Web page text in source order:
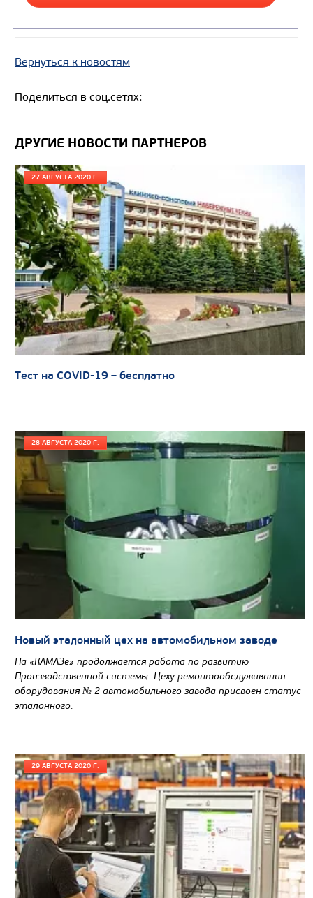
Цена по запросу
Производитель
Экологический класс
Грузоподъемность, кг
Вместимость кузова, м3
Направление разгрузки
Колесная формула
САМОСВАЛ КАМАЗ-65802
Цена по запросу
Производитель
Экологический класс
Грузоподъемность, кг
Вместимость кузова, м3
Направление разгрузки
Колесная формула
Вернуться к новостям
Поделиться в соц.сетях:
ДРУГИЕ НОВОСТИ ПАРТНЕРОВ
27 АВГУСТА 2020 Г.
Тест на COVID-19 – бесплатно
28 АВГУСТА 2020 Г.
Новый эталонный цех на автомобильном заводе
На «КАМАЗе» продолжается работа по развитию
Производственной системы. Цеху ремонтообслуживания
оборудования № 2 автомобильного завода присвоен статус
эталонного.
29 АВГУСТА 2020 Г.